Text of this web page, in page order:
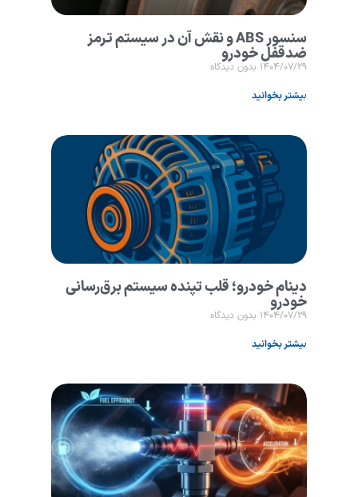
سنسور ABS و نقش آن در سیستم ترمز
ضدقفل خودرو
۱۴۰۴/۰۷/۲۹ بدون دیدگاه
بیشتر بخوانید
دینام خودرو؛ قلب تپنده سیستم برق‌رسانی
خودرو
۱۴۰۴/۰۷/۲۹ بدون دیدگاه
بیشتر بخوانید